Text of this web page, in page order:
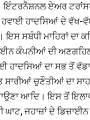
ਇੰਟਰਨੈਸ਼ਨਲ ਏਅਰ
ਹਾਦਸਿਆਂ ਦੇ ਵੱਖ-
ਸਬੰਧੀ ਮਾਹਿਰਾਂ ਦਾ
ਕੰਪਨੀਆਂ ਦੀ
ਹਾਦਸਿਆਂ ਦਾ ਸਭ ਤੋਂ
ਚੁਣੌਤੀਆਂ ਦਾ
ਆਦਿ। ਇਸ ਤੋਂ
ਜਹਾਜ਼ਾਂ ਦੇ